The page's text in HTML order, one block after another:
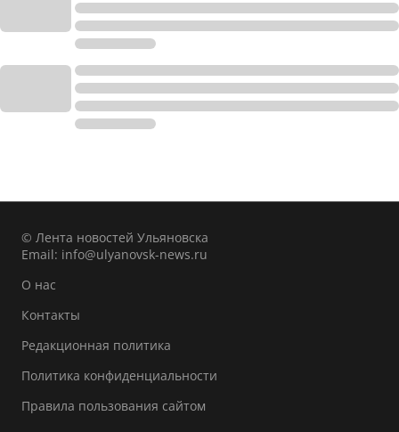
© Лента новостей Ульяновска
Email: info@ulyanovsk-news.ru
О нас
Контакты
Редакционная политика
Политика конфиденциальности
Правила пользования сайтом